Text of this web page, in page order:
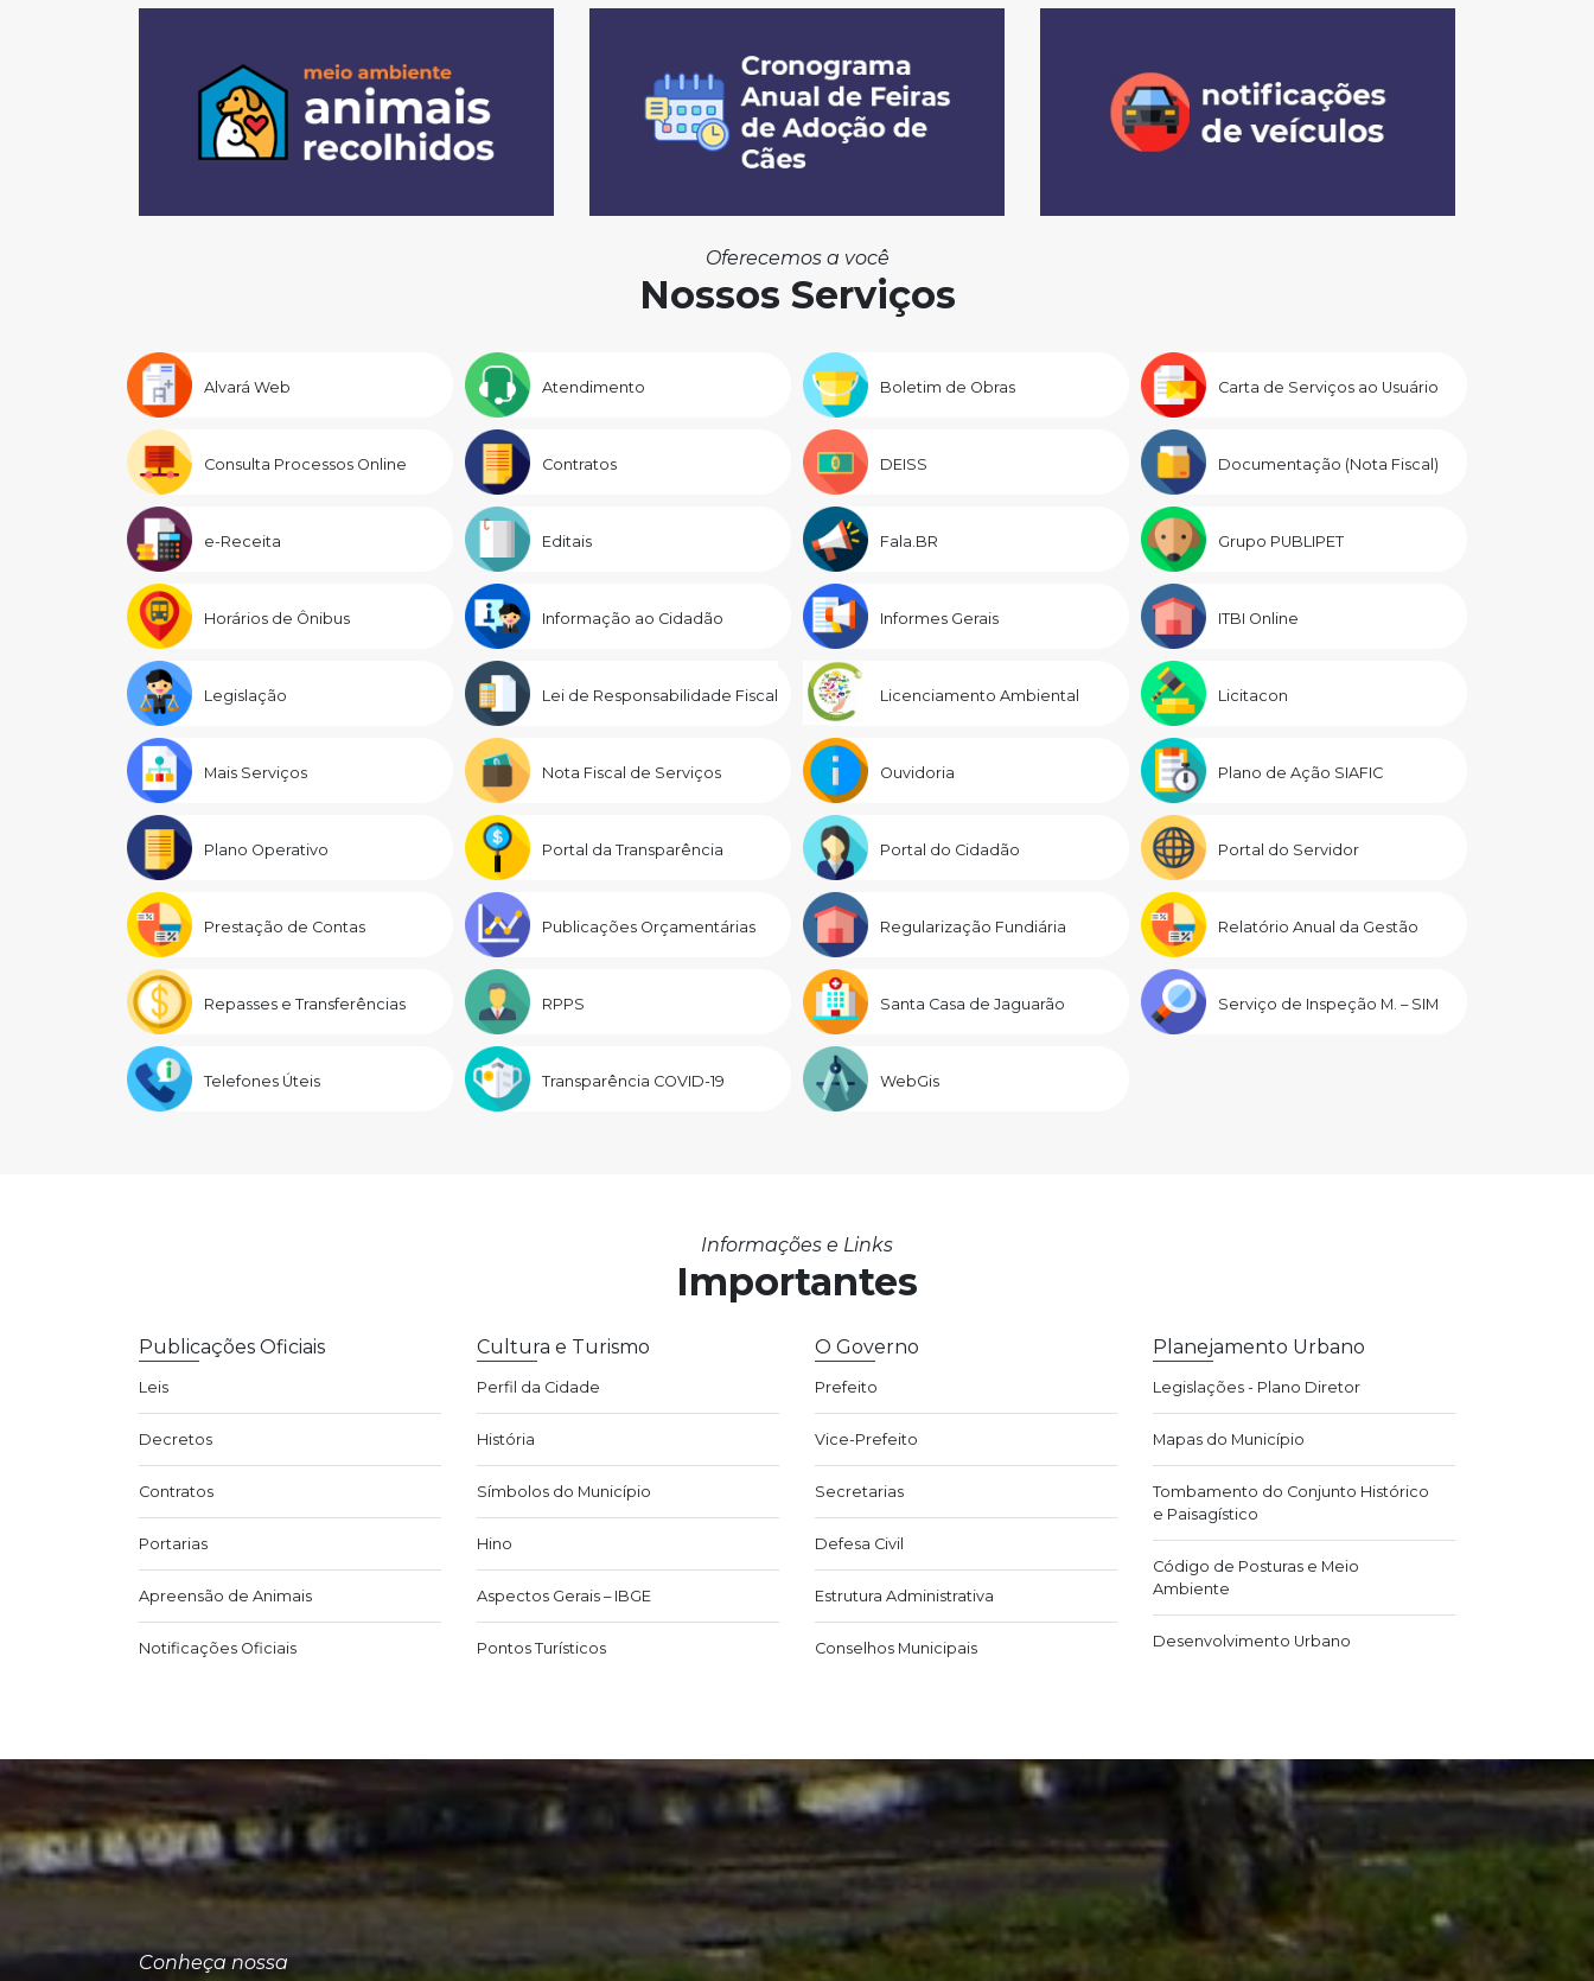
Oferecemos a você
Nossos Serviços
Alvará Web Atendimento Boletim de Obras Carta de Serviços ao Usuário
Consulta Processos Online Contratos DEISS Documentação (Nota Fiscal)
e-Receita Editais Fala.BR Grupo PUBLIPET
Horários de Ônibus Informação ao Cidadão Informes Gerais ITBI Online
Legislação Lei de Responsabilidade Fiscal Licenciamento Ambiental Licitacon
Mais Serviços Nota Fiscal de Serviços Ouvidoria Plano de Ação SIAFIC
Plano Operativo Portal da Transparência Portal do Cidadão Portal do Servidor
Prestação de Contas Publicações Orçamentárias Regularização Fundiária Relatório Anual da Gestão
Repasses e Transferências RPPS Santa Casa de Jaguarão Serviço de Inspeção M. – SIM
Telefones Úteis Transparência COVID-19 WebGis
Informações e Links
Importantes
Publicações Oficiais
Leis
Decretos
Contratos
Portarias
Apreensão de Animais
Notificações Oficiais
Cultura e Turismo
Perfil da Cidade
História
Símbolos do Município
Hino
Aspectos Gerais – IBGE
Pontos Turísticos
O Governo
Prefeito
Vice-Prefeito
Secretarias
Defesa Civil
Estrutura Administrativa
Conselhos Municipais
Planejamento Urbano
Legislações - Plano Diretor
Mapas do Município
Tombamento do Conjunto Histórico
e Paisagístico
Código de Posturas e Meio
Ambiente
Desenvolvimento Urbano
Conheça nossa